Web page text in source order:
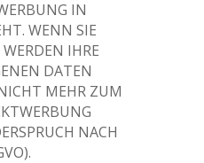
IN
WENN SIE
IHRE
DATEN
MEHR ZUM
NACH